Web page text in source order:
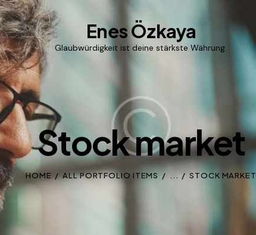
Enes Özkaya
Glaubwürdigkeit ist deine stärkste Währung.
Stock market
HOME ALL PORTFOLIO ITEMS ... STOCK MARKET